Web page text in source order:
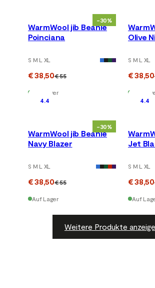
-30%
WarmWool jib Beanie
Poinciana
S M L XL
€ 38,50€ 55
Auf Lager
Olive
S M L XL
€ 38,50
Auf
-30%
4.4
WarmWool jib Beanie
Navy Blazer
S M L XL
€ 38,50€ 55
Auf Lager
4.4
Jet
S M L XL
€ 38,50
Auf
Weitere Produkte